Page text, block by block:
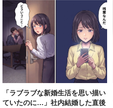
「ラブラブな新婚生活を思い描い
ていたのに…」社内結婚した直後